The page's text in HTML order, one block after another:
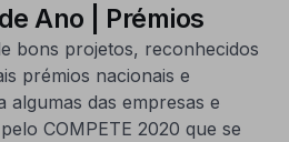
Ano | Prémios
bons projetos, reconhecidos
prémios nacionais e
algumas das empresas e
COMPETE 2020 que se